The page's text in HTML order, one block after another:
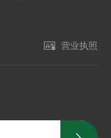
营业执照